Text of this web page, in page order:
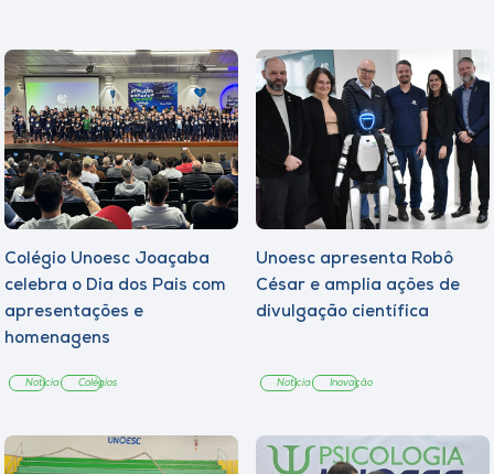
Colégio Unoesc Joaçaba
celebra o Dia dos Pais com
apresentações e
homenagens
Notícia Colégios
Unoesc apresenta Robô
César e amplia ações de
divulgação científica
Notícia Inovação